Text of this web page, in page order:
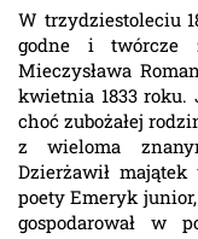
W trzydziestoleciu
godne i twórcze
Mieczysława
kwietnia 1833 roku.
choć zubożałej
z wieloma
Dzierżawił
poety Emeryk
gospodarował w